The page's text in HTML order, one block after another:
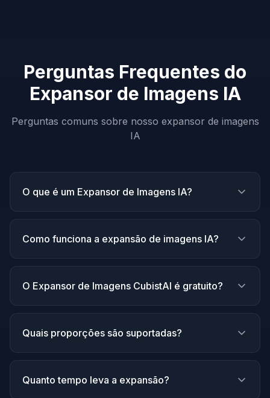
Perguntas Frequentes do
Expansor de Imagens IA
Perguntas comuns sobre nosso expansor de imagens
IA
O que é um Expansor de Imagens IA?
Como funciona a expansão de imagens IA?
O Expansor de Imagens CubistAI é gratuito?
Quais proporções são suportadas?
Quanto tempo leva a expansão?